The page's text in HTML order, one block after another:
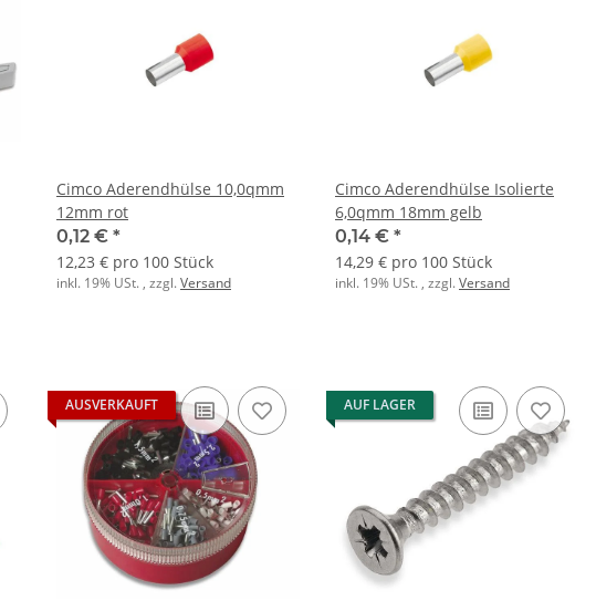
Cimco Aderendhülse 10,0qmm
12mm rot
0,12 € *
12,23 € pro 100 Stück
inkl. 19% USt. , zzgl.Versand
Cimco Aderendhülse Isolierte
6,0qmm 18mm gelb
0,14 € *
14,29 € pro 100 Stück
inkl. 19% USt. , zzgl.Versand
AUSVERKAUFT AUF LAGER